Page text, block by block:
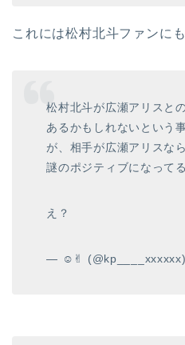
これには松村北斗ファンに
松村北斗が広瀬アリスと
あるかもしれないという
が、相手が広瀬アリスな
謎のポジティブになってる
え？
— ☺︎✌︎